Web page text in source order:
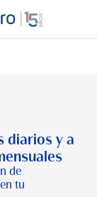
diarios y a
de
tu